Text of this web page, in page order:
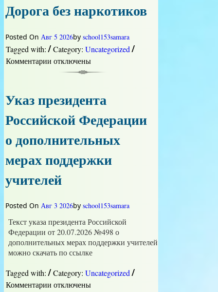
Дорога без наркотиков
Posted On Авг 5 2026by school153samara
Tagged with: / Category: Uncategorized /
Комментарии к
записи
наркотиков
отключены
Указ президента
Российской Федерации
о дополнительных
мерах поддержки
учителей
Posted On Авг 3 2026by school153samara
Текст указа президента Российской
Федерации от 20.07.2026 №498 о
дополнительных мерах поддержки учителей
можно скачать по ссылке
Tagged with: / Category: Uncategorized /
Комментарии котключены